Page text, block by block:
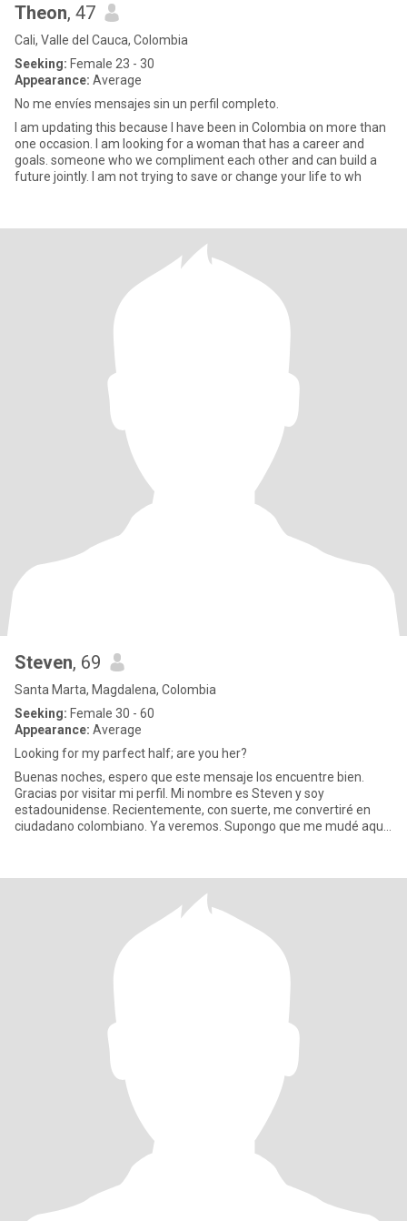
Theon, 47
Cali, Valle del Cauca, Colombia
Seeking: Female 23 - 30
Appearance: Average
No me envíes mensajes sin un perfil completo.
I am updating this because I have been in Colombia on more than
one occasion. I am looking for a woman that has a career and
goals. someone who we compliment each other and can build a
future jointly. I am not trying to save or change your life to wh
Steven, 69
Santa Marta, Magdalena, Colombia
Seeking: Female 30 - 60
Appearance: Average
Looking for my parfect half; are you her?
Buenas noches, espero que este mensaje los encuentre bien.
Gracias por visitar mi perfil. Mi nombre es Steven y soy
estadounidense. Recientemente, con suerte, me convertiré en
ciudadano colombiano. Ya veremos. Supongo que me mudé aquí